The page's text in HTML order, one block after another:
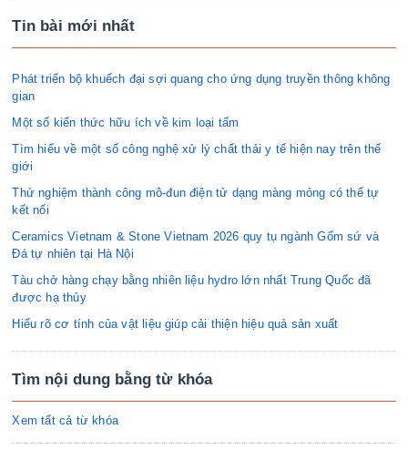
Tin bài mới nhất
Phát triển bộ khuếch đại sợi quang cho ứng dụng truyền thông không
gian
Một số kiến thức hữu ích về kim loại tấm
Tìm hiểu về một số công nghệ xử lý chất thải y tế hiện nay trên thế
giới
Thử nghiệm thành công mô-đun điện tử dạng màng mỏng có thể tự
kết nối
Ceramics Vietnam & Stone Vietnam 2026 quy tụ ngành Gốm sứ và
Đá tự nhiên tại Hà Nội
Tàu chở hàng chạy bằng nhiên liệu hydro lớn nhất Trung Quốc đã
được hạ thủy
Hiểu rõ cơ tính của vật liệu giúp cải thiện hiệu quả sản xuất
Tìm nội dung bằng từ khóa
Xem tất cả từ khóa